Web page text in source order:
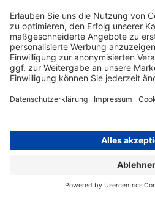
Themenwelten
* Alle Preise inkl. gesetzl.
und ggf.
vorbehalten •Impressum•
Druckerzubehoer.de –
Sie sind auf der Suche nach dem
oder Zubehör für das Büro,
richtig! Unser breites Sortiment